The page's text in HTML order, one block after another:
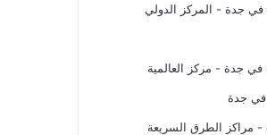
في جدة - المركز الدولي
في جدة - مركز العالمية
في جدة
- مراكز الطرق السريعة